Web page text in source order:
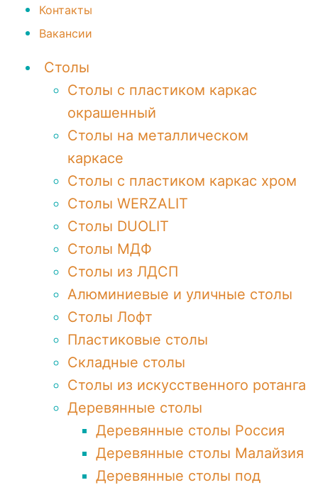
Контакты
Вакансии
Столы
Столы с пластиком каркас
окрашенный
Столы на металлическом
каркасе
Столы с пластиком каркас хром
Столы WERZALIT
Столы DUOLIT
Столы МДФ
Столы из ЛДСП
Алюминиевые и уличные столы
Столы Лофт
Пластиковые столы
Складные столы
Столы из искусственного ротанга
Деревянные столы
Деревянные столы Россия
Деревянные столы Малайзия
Деревянные столы под